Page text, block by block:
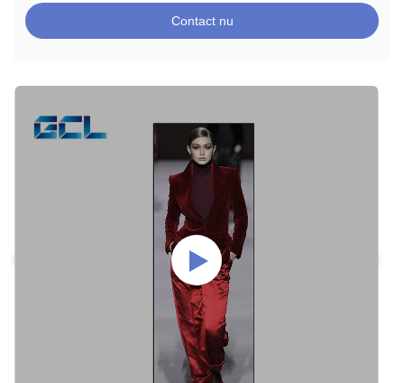
Contact nu